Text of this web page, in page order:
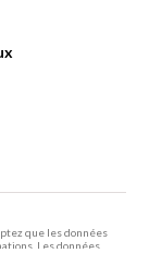
que les données
Les données